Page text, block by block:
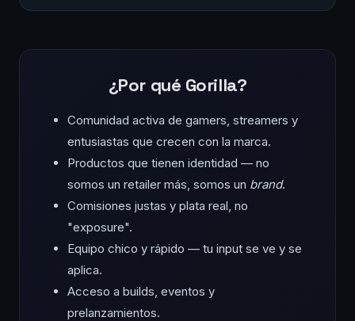
¿Por qué Gorilla?
Comunidad activa de gamers, streamers y
entusiastas que crecen con la marca.
Productos que tienen identidad — no
somos un retailer más, somos un brand.
Comisiones justas y plata real, no
"exposure".
Equipo chico y rápido — tu input se ve y se
aplica.
Acceso a builds, eventos y
prelanzamientos.